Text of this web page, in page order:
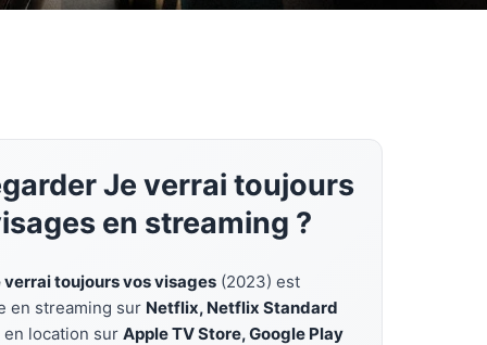
Je verrai toujours
en streaming ?
verrai toujours vos visages (2023) est
en streaming sur Netflix, Netflix Standard
en location surApple TV Store, Google Play